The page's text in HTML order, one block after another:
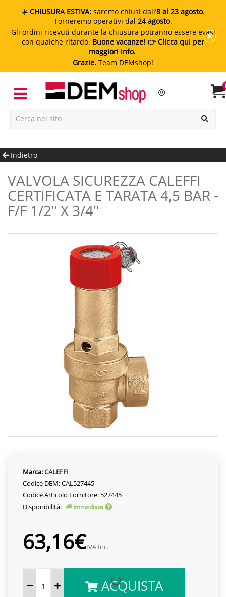
☀️ CHIUSURA ESTIVA: saremo chiusi dall’8 al 23 agosto.
Torneremo operativi dal 24 agosto.
Gli ordini ricevuti durante la chiusura potranno essere evasi
con qualche ritardo. Buone vacanze! 👉 Clicca qui per
maggiori info.
Grazie. Team DEMshop!
Indietro
VALVOLA SICUREZZA CALEFFI
CERTIFICATA E TARATA 4,5 BAR -
F/F 1/2" X 3/4"
Marca:CALEFFI
Codice DEM: CAL527445
Codice Articolo Fornitore: 527445
Disponibilità:
Immediata
63,16€IVA Inc.
ACQUISTA